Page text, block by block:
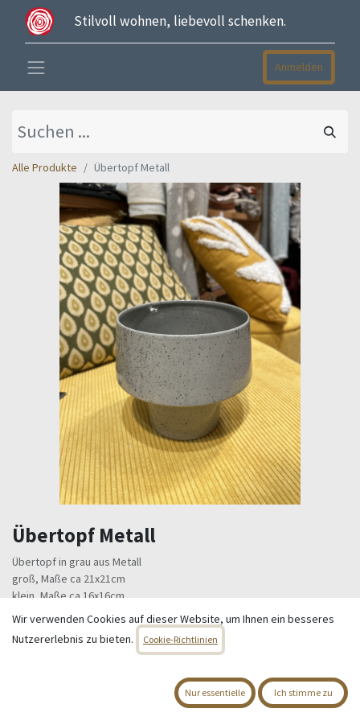
Stilvoll wohnen, liebevoll schenken.
Anmelden
Alle Produkte Übertopf Metall
Übertopf Metall
Übertopf in grau aus Metall
groß, Maße ca 21x21cm
klein, Maße ca 16x16cm
23,95€ Alle Preise inkl. MwSt.zzgl. Versandkosten
[P0001663] Übertopf Metall (groß)
Wir verwenden Cookies auf dieser Website, um Ihnen ein besseres
Nutzererlebnis zu bieten.
Cookie-Richtlinien
Nur essentielle Ich stimme zu